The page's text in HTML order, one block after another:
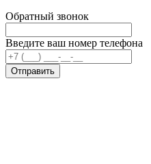
Обратный звонок
Введите ваш номер телефона